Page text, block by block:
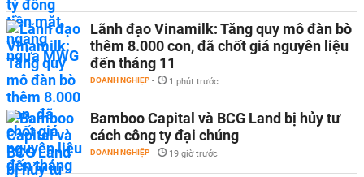
Lãnh đạo Vinamilk: Tăng quy mô đàn bò
thêm 8.000 con, đã chốt giá nguyên liệu
đến tháng 11
DOANH NGHIỆP - 1 phút trước
Bamboo Capital và BCG Land bị hủy tư
cách công ty đại chúng
DOANH NGHIỆP - 19 giờ trước